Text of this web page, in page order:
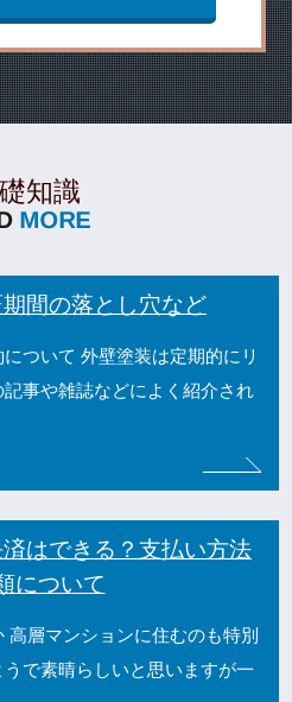
知識
間の落とし穴など
ついて 外壁塗装は定期的にリ
事や雑誌などによく紹介され
はできる？支払い方法
について
層マンションに住むのも特別
で素晴らしいと思いますが一